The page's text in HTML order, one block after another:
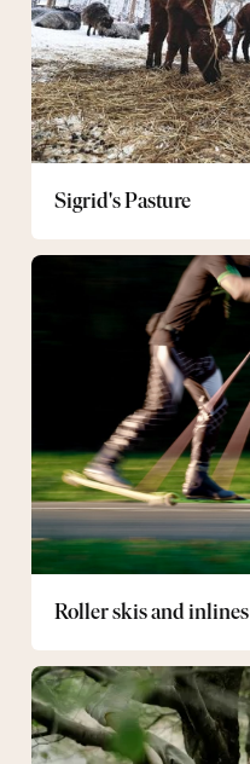
Sigrid's Pasture
Roller skis and inlines
Roller
Children's
Högbo